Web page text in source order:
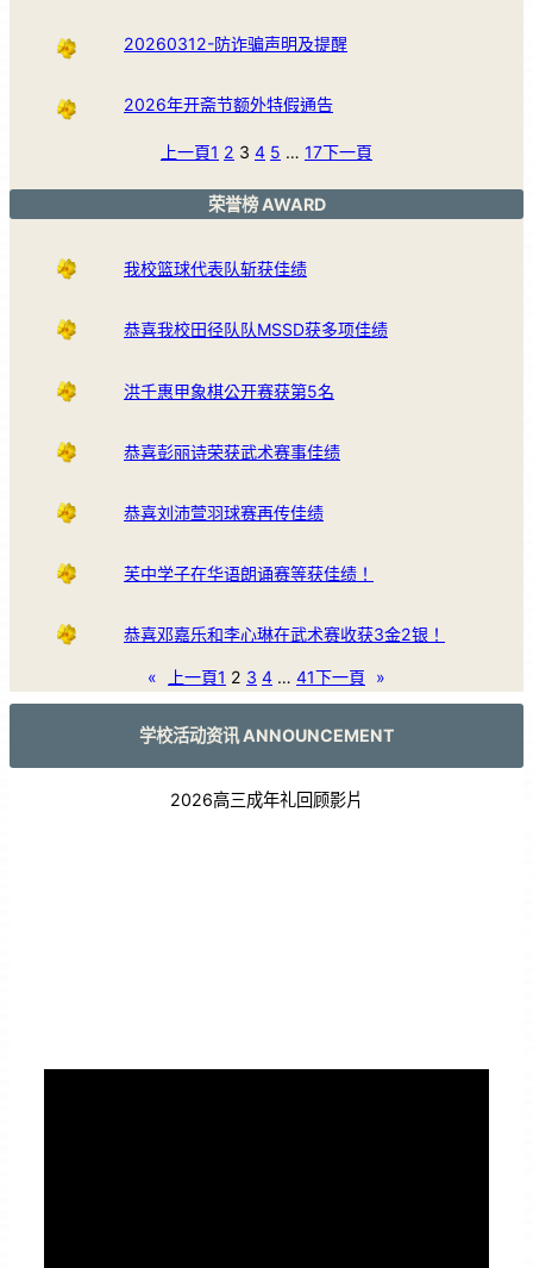
20260312-防诈骗声明及提醒
2026年开斋节额外特假通告
上一頁1 2 3 4 5 … 17下一頁
荣誉榜 AWARD
我校篮球代表队斩获佳绩
恭喜我校田径队队MSSD获多项佳绩
洪千惠甲象棋公开赛获第5名
恭喜彭丽诗荣获武术赛事佳绩
恭喜刘沛萱羽球赛再传佳绩
芙中学子在华语朗诵赛等获佳绩！
恭喜邓嘉乐和李心琳在武术赛收获3金2银！
« 上一頁1 2 3 4 … 41下一頁 »
学校活动资讯 ANNOUNCEMENT
2026高三成年礼回顾影片